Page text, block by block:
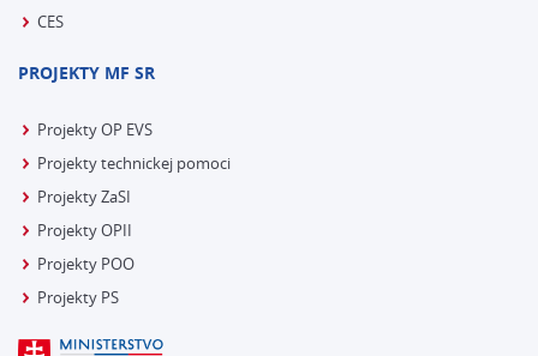
CES
PROJEKTY MF SR
Projekty OP EVS
Projekty technickej pomoci
Projekty ZaSI
Projekty OPII
Projekty POO
Projekty PS